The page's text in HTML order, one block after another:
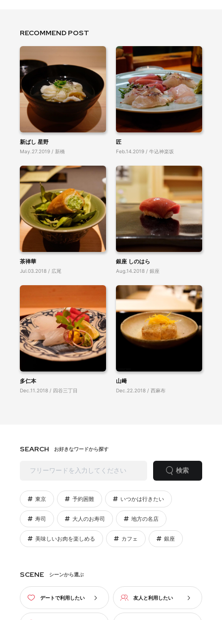
RECOMMEND POST
新ばし 星野
May.27.2019 / 新橋
匠
Feb.14.2019 / 牛込神楽坂
茶禅華
Jul.03.2018 / 広尾
銀座 しのはら
Aug.14.2018 / 銀座
多仁本
Dec.11.2018 / 四谷三丁目
山﨑
Dec.22.2018 / 西麻布
SEARCH お好きなワードから探す
検索
東京 予約困難 いつかは行きたい
寿司 大人のお寿司 地方の名店
美味しいお肉を楽しめる カフェ 銀座
SCENE シーンから選ぶ
デートで利用したい 友人と利用したい